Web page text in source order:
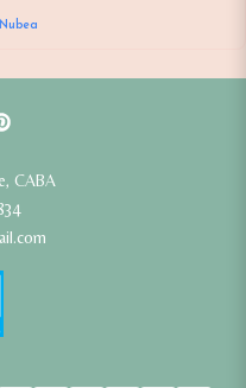
Nubea
CABA